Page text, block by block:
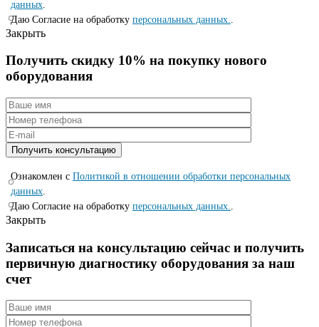
данных
Даю Согласие на обработку персональных данных.
Закрыть
Получить скидку 10% на покупку нового
оборудования
Ознакомлен с Политикой в отношении обработки персональных
данных
Даю Согласие на обработку персональных данных.
Закрыть
Записаться на консyльтацию сейчас и полyчить
первичную диагностикy оборyдования за наш
счет